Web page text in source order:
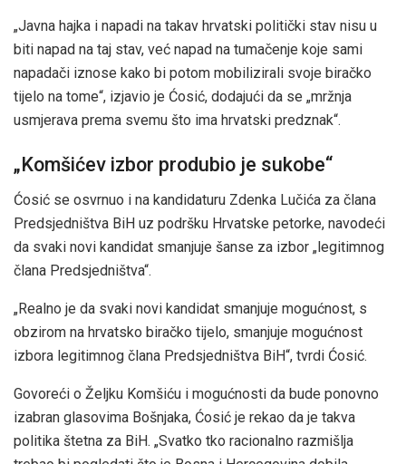
„Javna hajka i napadi na takav hrvatski politički stav nisu u
biti napad na taj stav, već napad na tumačenje koje sami
napadači iznose kako bi potom mobilizirali svoje biračko
tijelo na tome“, izjavio je Ćosić, dodajući da se „mržnja
usmjerava prema svemu što ima hrvatski predznak“.
„Komšićev izbor produbio je sukobe“
Ćosić se osvrnuo i na kandidaturu Zdenka Lučića za člana
Predsjedništva BiH uz podršku Hrvatske petorke, navodeći
da svaki novi kandidat smanjuje šanse za izbor „legitimnog
člana Predsjedništva“.
„Realno je da svaki novi kandidat smanjuje mogućnost, s
obzirom na hrvatsko biračko tijelo, smanjuje mogućnost
izbora legitimnog člana Predsjedništva BiH“, tvrdi Ćosić.
Govoreći o Željku Komšiću i mogućnosti da bude ponovno
izabran glasovima Bošnjaka, Ćosić je rekao da je takva
politika štetna za BiH. „Svatko tko racionalno razmišlja